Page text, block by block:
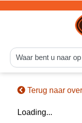
Terug naar
Loading...